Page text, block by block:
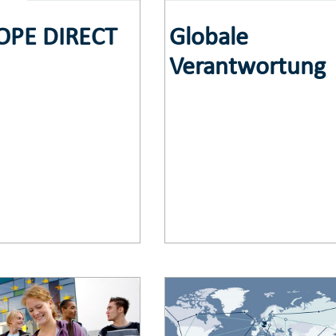
DIRECT
Globale
Verantwortung